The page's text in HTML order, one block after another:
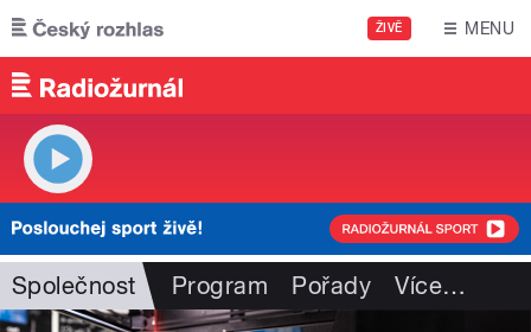
Přejít k hlavnímu obsahu
ŽIVĚ MENU
Společnost Program Pořady Více…